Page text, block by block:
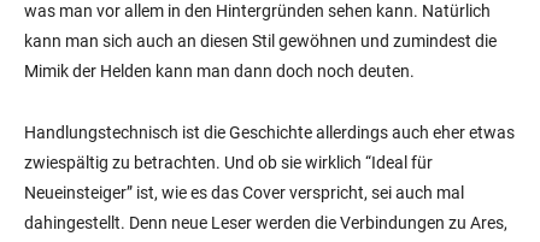
was man vor allem in den Hintergründen sehen kann. Natürlich
kann man sich auch an diesen Stil gewöhnen und zumindest die
Mimik der Helden kann man dann doch noch deuten.
Handlungstechnisch ist die Geschichte allerdings auch eher etwas
zwiespältig zu betrachten. Und ob sie wirklich “Ideal für
Neueinsteiger” ist, wie es das Cover verspricht, sei auch mal
dahingestellt. Denn neue Leser werden die Verbindungen zu Ares,